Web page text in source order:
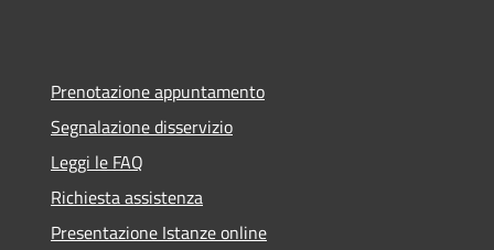
Prenotazione appuntamento
Segnalazione disservizio
Leggi le FAQ
Richiesta assistenza
Presentazione Istanze online